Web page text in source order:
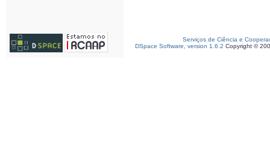
Serviços de Ciência e
DSpace Software, version 1.6.2 Copyright ©